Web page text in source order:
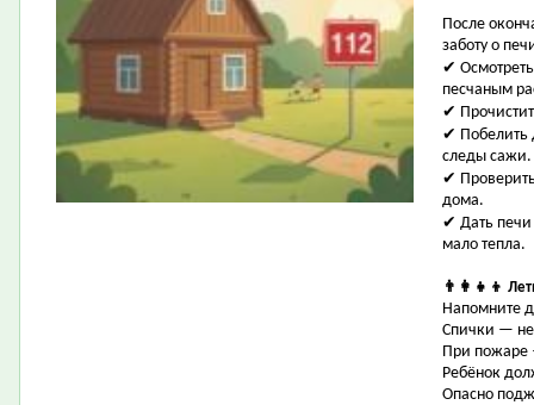
После
заботу о
✔
песчаным
✔
✔ Побелить
следы сажи.
✔
дома.
✔ Дать печи
мало тепла.
👨‍👩‍👧‍👦
Напомните
Спички — не
При пожаре
Ребёнок
Опасно